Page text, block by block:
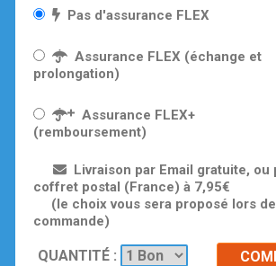
Pas d'assurance FLEX
Assurance FLEX (échange et
prolongation)
Assurance FLEX+
(remboursement)
Livraison par Email gratuite, ou
coffret postal (France) à 7,95€
(le choix vous sera proposé lors
commande)
QUANTITÉ :